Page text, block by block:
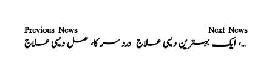
Previous News
درد سر کا، مکمل دیسی علاج
Next News
مالیخولیا کیلئے، ایک بہترین دیسی علاج